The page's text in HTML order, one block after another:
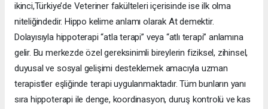
ikinci,Türkiye’de Veteriner fakülteleri içerisinde ise ilk olma
niteliğindedir. Hippo kelime anlamı olarak At demektir.
Dolayısıyla hippoterapi “atla terapi” veya “atlı terapi” anlamına
gelir. Bu merkezde özel gereksinimli bireylerin fiziksel, zihinsel,
duyusal ve sosyal gelişimi desteklemek amacıyla uzman
terapistler eşliğinde terapi uygulanmaktadır. Tüm bunların yanı
sıra hippoterapi ile denge, koordinasyon, duruş kontrolü ve kas